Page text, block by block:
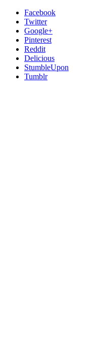
Facebook
Twitter
Google+
Pinterest
Reddit
Delicious
StumbleUpon
Tumblr